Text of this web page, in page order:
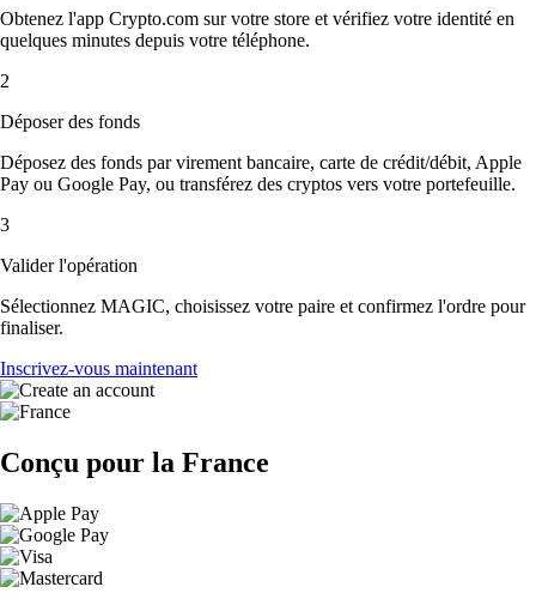
Obtenez l'app Crypto.com sur votre store et vérifiez votre identité en
quelques minutes depuis votre téléphone.
2
Déposer des fonds
Déposez des fonds par virement bancaire, carte de crédit/débit, Apple
Pay ou Google Pay, ou transférez des cryptos vers votre portefeuille.
3
Valider l'opération
Sélectionnez MAGIC, choisissez votre paire et confirmez l'ordre pour
finaliser.
Inscrivez-vous maintenant
Conçu pour la France